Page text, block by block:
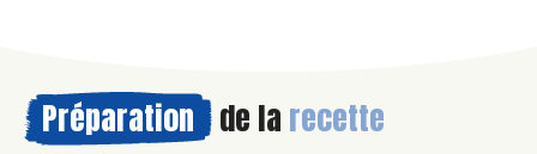
Préparation de la recette